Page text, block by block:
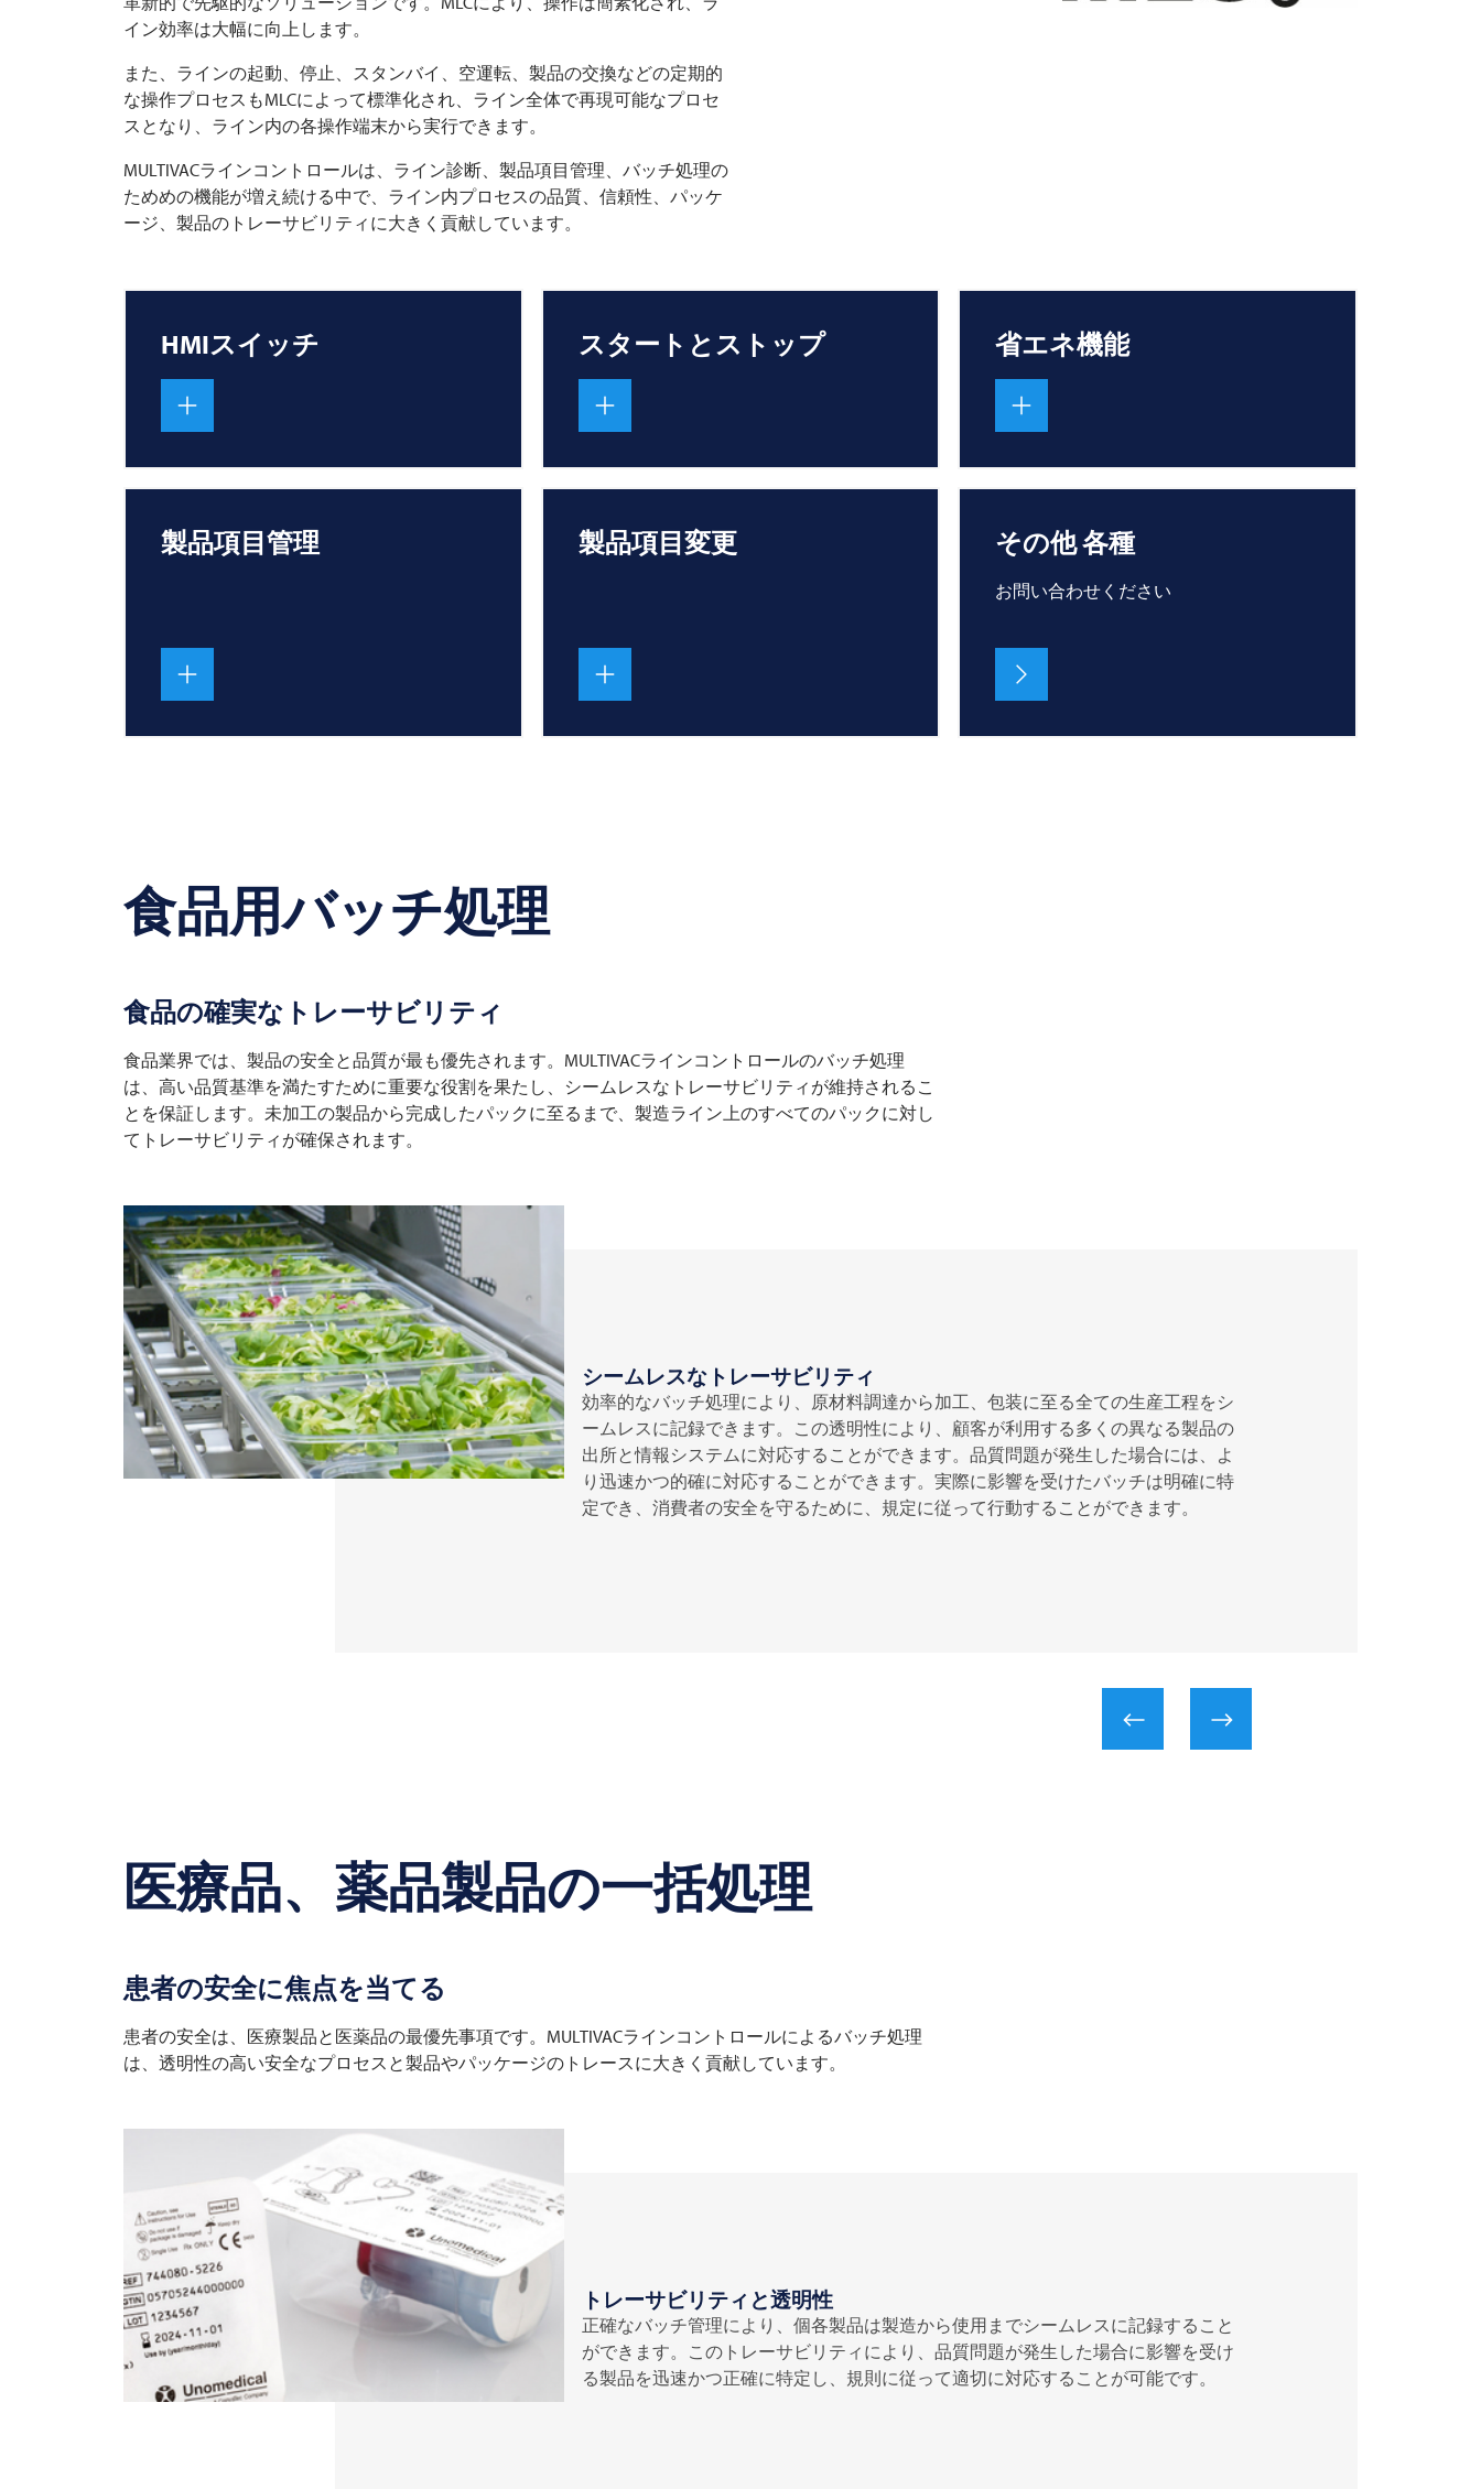
イン効率は大幅に向上します。
また、ラインの起動、停止、スタンバイ、空運転、製品の交換などの定期的
な操作プロセスもMLCによって標準化され、ライン全体で再現可能なプロセ
スとなり、ライン内の各操作端末から実行できます。
MULTIVACラインコントロールは、ライン診断、製品項目管理、バッチ処理の
ためめの機能が増え続ける中で、ライン内プロセスの品質、信頼性、パッケ
ージ、製品のトレーサビリティに大きく貢献しています。
HMIスイッチ スタートとストップ 省エネ機能
製品項目管理 製品項目変更 その他 各種
お問い合わせください
食品用バッチ処理
食品の確実なトレーサビリティ
食品業界では、製品の安全と品質が最も優先されます。MULTIVACラインコントロールのバッチ処理
は、高い品質基準を満たすために重要な役割を果たし、シームレスなトレーサビリティが維持されるこ
とを保証します。未加工の製品から完成したパックに至るまで、製造ライン上のすべてのパックに対し
てトレーサビリティが確保されます。
シームレスなトレーサビリティ
効率的なバッチ処理により、原材料調達から加工、包装に至る全ての生産工程をシ
ームレスに記録できます。この透明性により、顧客が利用する多くの異なる製品の
出所と情報システムに対応することができます。品質問題が発生した場合には、よ
り迅速かつ的確に対応することができます。実際に影響を受けたバッチは明確に特
定でき、消費者の安全を守るために、規定に従って行動することができます。
医療品、薬品製品の一括処理
患者の安全に焦点を当てる
患者の安全は、医療製品と医薬品の最優先事項です。MULTIVACラインコントロールによるバッチ処理
は、透明性の高い安全なプロセスと製品やパッケージのトレースに大きく貢献しています。
トレーサビリティと透明性
正確なバッチ管理により、個各製品は製造から使用までシームレスに記録すること
ができます。このトレーサビリティにより、品質問題が発生した場合に影響を受け
る製品を迅速かつ正確に特定し、規則に従って適切に対応することが可能です。